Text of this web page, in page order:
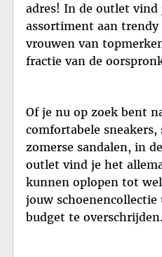
adres! In de outlet vind
assortiment aan trendy
vrouwen van
fractie van de
Of je nu op zoek bent
comfortabele
zomerse sandalen, in
outlet vind je het
kunnen oplopen tot
jouw
budget te overschrijden.